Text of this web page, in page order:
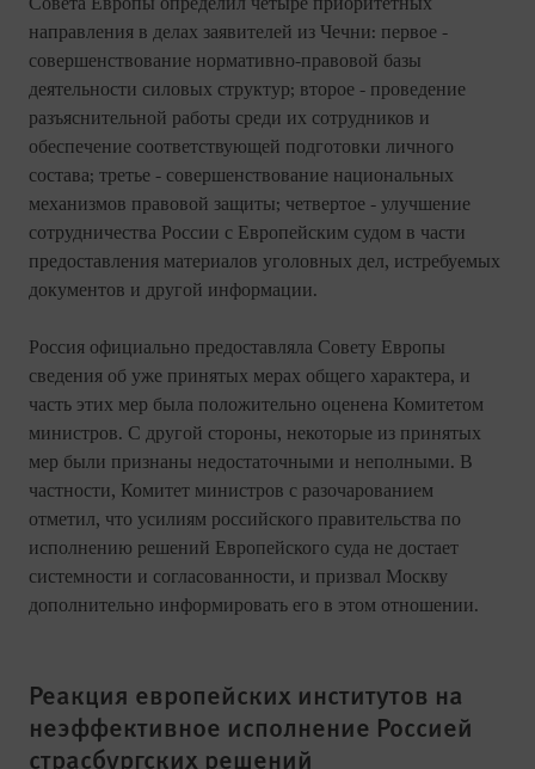
направления в делах заявителей из Чечни: первое -
совершенствование нормативно-правовой базы
деятельности силовых структур; второе - проведение
разъяснительной работы среди их сотрудников и
обеспечение соответствующей подготовки личного
состава; третье - совершенствование национальных
механизмов правовой защиты; четвертое - улучшение
сотрудничества России с Европейским судом в части
предоставления материалов уголовных дел, истребуемых
документов и другой информации.
Россия официально предоставляла Совету Европы
сведения об уже принятых мерах общего характера, и
часть этих мер была положительно оценена Комитетом
министров. С другой стороны, некоторые из принятых
мер были признаны недостаточными и неполными. В
частности, Комитет министров с разочарованием
отметил, что усилиям российского правительства по
исполнению решений Европейского суда не достает
системности и согласованности, и призвал Москву
дополнительно информировать его в этом отношении.
Реакция европейских институтов на
неэффективное исполнение Россией
страсбургских решений